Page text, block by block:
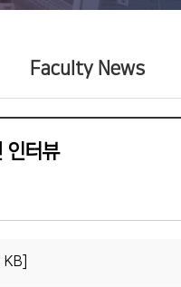
Faculty News
인터뷰